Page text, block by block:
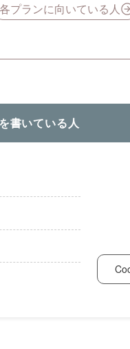
各プランに向いている人
書いている人